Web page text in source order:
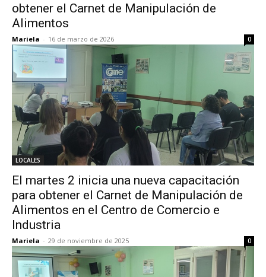
obtener el Carnet de Manipulación de
Alimentos
Mariela - 16 de marzo de 2026 0
LOCALES
El martes 2 inicia una nueva capacitación
para obtener el Carnet de Manipulación de
Alimentos en el Centro de Comercio e
Industria
Mariela - 29 de noviembre de 2025 0